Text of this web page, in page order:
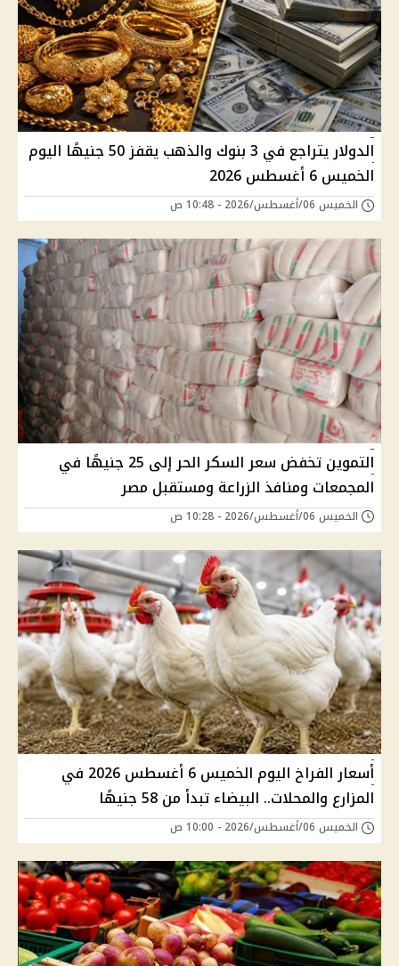
الدولار يتراجع في 3 بنوك والذهب يقفز 50 جنيهًا اليوم
الخميس 6 أغسطس 2026
الخميس 06/أغسطس/2026 - 10:48 ص
التموين تخفض سعر السكر الحر إلى 25 جنيهًا في
المجمعات ومنافذ الزراعة ومستقبل مصر
الخميس 06/أغسطس/2026 - 10:28 ص
أسعار الفراخ اليوم الخميس 6 أغسطس 2026 في
المزارع والمحلات.. البيضاء تبدأ من 58 جنيهًا
الخميس 06/أغسطس/2026 - 10:00 ص